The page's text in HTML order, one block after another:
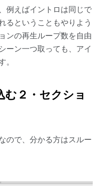
例えばイントロは同じで
るということもやりよう
ンの再生ループ数を自由
ーン一つ取っても、アイ
。
む２・セクショ
ので、分かる方はスルー